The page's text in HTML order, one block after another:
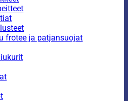
frotee ja patjansuojat